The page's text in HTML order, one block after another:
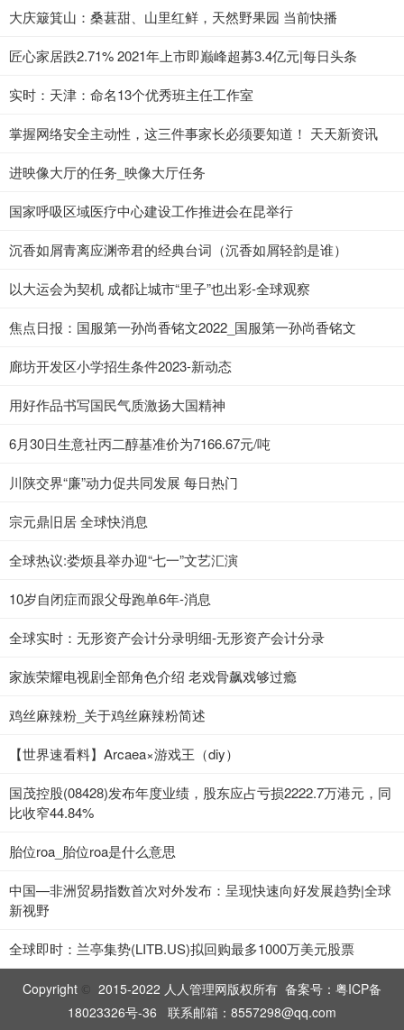
大庆簸箕山：桑葚甜、山里红鲜，天然野果园 当前快播
匠心家居跌2.71% 2021年上市即巅峰超募3.4亿元|每日头条
实时：天津：命名13个优秀班主任工作室
掌握网络安全主动性，这三件事家长必须要知道！ 天天新资讯
进映像大厅的任务_映像大厅任务
国家呼吸区域医疗中心建设工作推进会在昆举行
沉香如屑青离应渊帝君的经典台词（沉香如屑轻韵是谁）
以大运会为契机 成都让城市“里子”也出彩-全球观察
焦点日报：国服第一孙尚香铭文2022_国服第一孙尚香铭文
廊坊开发区小学招生条件2023-新动态
用好作品书写国民气质激扬大国精神
6月30日生意社丙二醇基准价为7166.67元/吨
川陕交界“廉”动力促共同发展 每日热门
宗元鼎旧居 全球快消息
全球热议:娄烦县举办迎“七一”文艺汇演
10岁自闭症而跟父母跑单6年-消息
全球实时：无形资产会计分录明细-无形资产会计分录
家族荣耀电视剧全部角色介绍 老戏骨飙戏够过瘾
鸡丝麻辣粉_关于鸡丝麻辣粉简述
【世界速看料】Arcaea×游戏王（diy）
国茂控股(08428)发布年度业绩，股东应占亏损2222.7万港元，同
比收窄44.84%
胎位roa_胎位roa是什么意思
中国—非洲贸易指数首次对外发布：呈现快速向好发展趋势|全球
新视野
全球即时：兰亭集势(LITB.US)拟回购最多1000万美元股票
Copyright © 2015-2022 人人管理网版权所有 备案号： 粤ICP备
18023326号-36 联系邮箱：8557298@qq.com